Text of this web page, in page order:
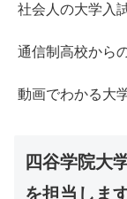
社会人の大学入
通信制高校から
動画でわかる大
四谷学院大
を担当しま